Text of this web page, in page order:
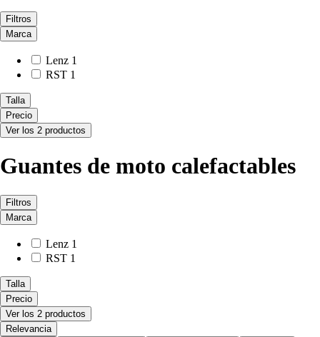
Filtros
Marca
Lenz 1
RST 1
Talla
Precio
Ver los 2 productos
Guantes de moto calefactables
Filtros
Marca
Lenz 1
RST 1
Talla
Precio
Ver los 2 productos
Relevancia